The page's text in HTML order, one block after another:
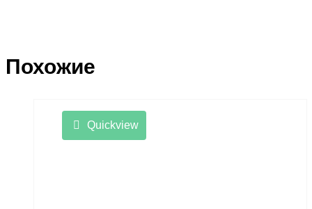
Похожие
Quickview